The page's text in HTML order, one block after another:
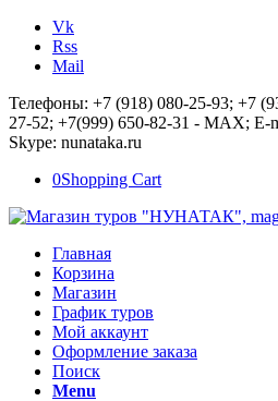
Vk
Rss
Mail
Телефоны: +7 (918) 080-25-93; +7
27-52; +7(999) 650-82-31 - MAX; E-
Skype: nunataka.ru
0Shopping Cart
Главная
Корзина
Магазин
График туров
Мой аккаунт
Оформление заказа
Поиск
Menu